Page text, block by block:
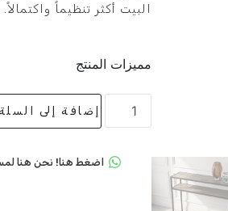
البيت أكثر تنظيماً واكتمالاً.
مميزات المنتج
إضافة إلى
اضغط هنا! نحن هنا